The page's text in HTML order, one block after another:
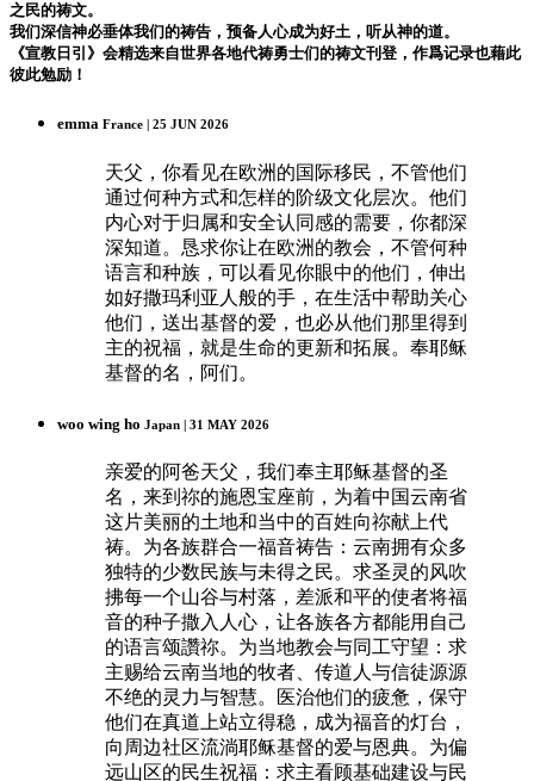
之民的祷文。
我们深信神必垂体我们的祷告，预备人心成为好土，听从神的道。
《宣教日引》会精选来自世界各地代祷勇士们的祷文刊登，作爲记录也藉此
彼此勉励！
emma France | 25 JUN 2026
天父，你看见在欧洲的国际移民，不管他们
通过何种方式和怎样的阶级文化层次。他们
内心对于归属和安全认同感的需要，你都深
深知道。恳求你让在欧洲的教会，不管何种
语言和种族，可以看见你眼中的他们，伸出
如好撒玛利亚人般的手，在生活中帮助关心
他们，送出基督的爱，也必从他们那里得到
主的祝福，就是生命的更新和拓展。奉耶稣
基督的名，阿们。
woo wing ho Japan | 31 MAY 2026
亲爱的阿爸天父，我们奉主耶稣基督的圣
名，来到祢的施恩宝座前，为着中国云南省
这片美丽的土地和当中的百姓向祢献上代
祷。为各族群合一福音祷告：云南拥有众多
独特的少数民族与未得之民。求圣灵的风吹
拂每一个山谷与村落，差派和平的使者将福
音的种子撒入人心，让各族各方都能用自己
的语言颂讚祢。为当地教会与同工守望：求
主赐给云南当地的牧者、传道人与信徒源源
不绝的灵力与智慧。医治他们的疲惫，保守
他们在真道上站立得稳，成为福音的灯台，
向周边社区流淌耶稣基督的爱与恩典。为偏
远山区的民生祝福：求主看顾基础建设与民